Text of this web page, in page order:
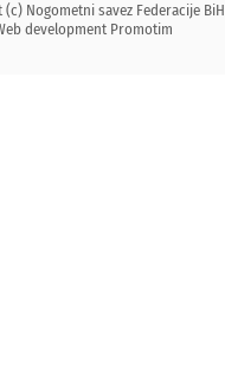
Nogometni savez Federacije BiH
development Promotim